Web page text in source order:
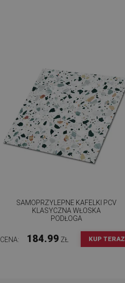
SAMOPRZYLEPNE KAFELKI PCV
KLASYCZNA WŁOSKA
PODŁOGA
CENA: 184.99 ZŁ KUP TERAZ